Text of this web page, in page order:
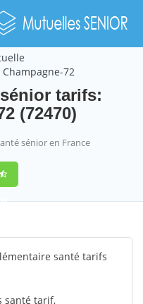
72
tarifs:
(72470)
sénior en France
santé tarifs
santé tarif,